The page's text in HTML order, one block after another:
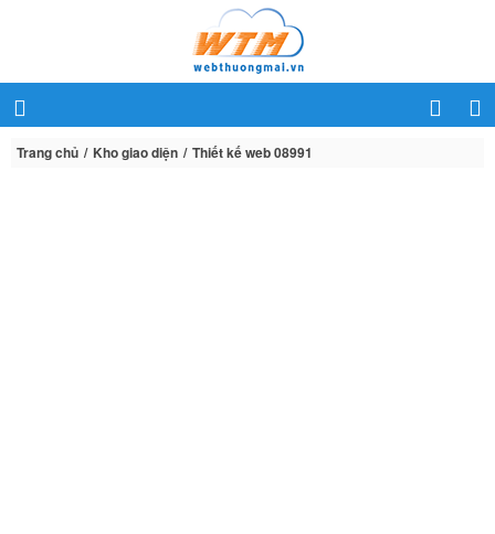
Trang chủ Kho giao diện Thiết kế web 08991